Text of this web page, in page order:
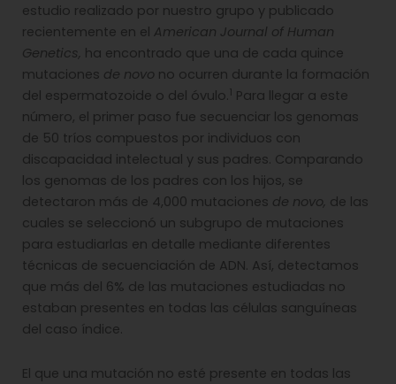
estudio realizado por nuestro grupo y publicado
recientemente en el American Journal of Human
Genetics, ha encontrado que una de cada quince
mutaciones de novo no ocurren durante la formación
del espermatozoide o del óvulo. 1 Para llegar a este
número, el primer paso fue secuenciar los genomas
de 50 tríos compuestos por individuos con
discapacidad intelectual y sus padres. Comparando
los genomas de los padres con los hijos, se
detectaron más de 4,000 mutaciones de novo, de las
cuales se seleccionó un subgrupo de mutaciones
para estudiarlas en detalle mediante diferentes
técnicas de secuenciación de ADN. Así, detectamos
que más del 6% de las mutaciones estudiadas no
estaban presentes en todas las células sanguíneas
del caso índice.
El que una mutación no esté presente en todas las